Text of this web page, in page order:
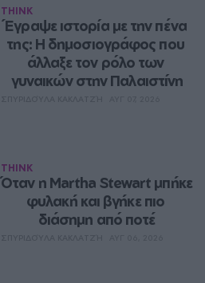
THINK
Έγραψε ιστορία με την πένα
της: Η δημοσιογράφος που
άλλαξε τον ρόλο των
γυναικών στην Παλαιστίνη
THINK
Όταν η Martha Stewart μπήκε
φυλακή και βγήκε πιο
διάσημη από ποτέ